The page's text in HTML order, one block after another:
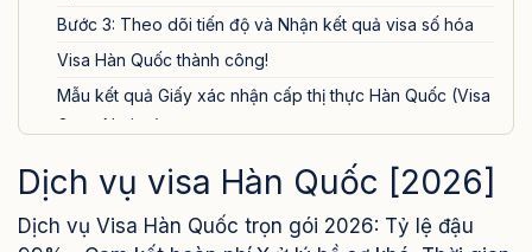
Bước 3: Theo dõi tiến độ và Nhận kết quả visa số hóa
Visa Hàn Quốc thành công!
Mẫu kết quả Giấy xác nhận cấp thị thực Hàn Quốc (Visa
Grant Notice)
Bảng giá dịch vụ làm visa Hàn Quốc trọn gói [2026]
Khách hàng nói gì về dịch vụ Visa Hàn Quốc tại
Visa24h?
Dịch vụ visa Hàn Quốc [2026]
Dịch vụ Visa Hàn Quốc trọn gói 2026: Tỷ lệ đậu